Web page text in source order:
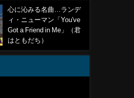
心に沁みる名曲…ランデ
ィ・ニューマン「You've
Got a Friend in Me」（君
はともだち）